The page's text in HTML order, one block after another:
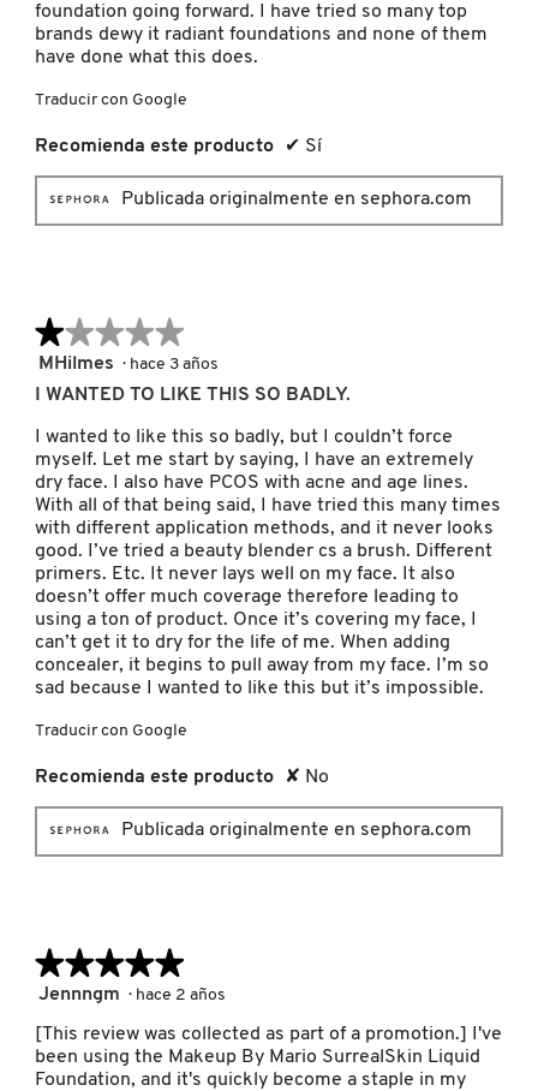
JULIETTE HAS A GUN
K18
KIEHL’S
KYLIE JENNER FRAGRANCES
L'ORÉAL PROFESSIONNEL
LANCÔME
LANEIGE
LAURA MERCIER
LIVING PROOF
MAC COSMETICS
foundation going forward. I have tried so many top
brands dewy it radiant foundations and none of them
have done what this does.
Traducir con Google
Recomienda este producto ✔ Sí
Publicada originalmente en sephora.com
★★★★★
★★★★★
1
de
estrellas.
MHilmes · hace 3 años
I WANTED TO LIKE THIS SO BADLY.
I wanted to like this so badly, but I couldn’t force
myself. Let me start by saying, I have an extremely
dry face. I also have PCOS with acne and age lines.
With all of that being said, I have tried this many times
with different application methods, and it never looks
good. I’ve tried a beauty blender cs a brush. Different
primers. Etc. It never lays well on my face. It also
doesn’t offer much coverage therefore leading to
using a ton of product. Once it’s covering my face, I
can’t get it to dry for the life of me. When adding
concealer, it begins to pull away from my face. I’m so
sad because I wanted to like this but it’s impossible.
Traducir con Google
Recomienda este producto ✘ No
Publicada originalmente en sephora.com
★★★★★
★★★★★
5
estrellas.
Jennngm · hace 2 años
[This review was collected as part of a promotion.] I've
been using the Makeup By Mario SurrealSkin Liquid
Foundation, and it's quickly become a staple in my